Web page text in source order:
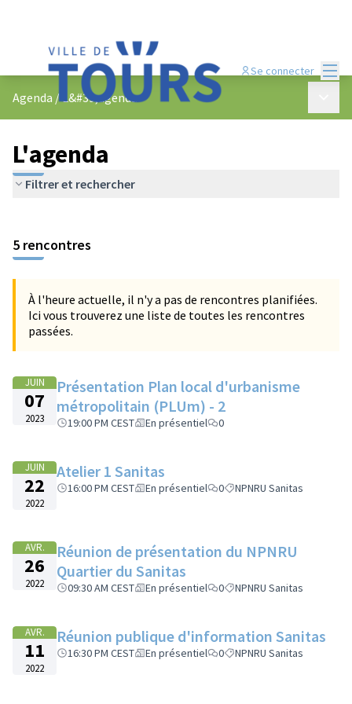
Se connecter
Agenda /L&#39;agenda
L'agenda
Filtrer et rechercher
+
−
5 rencontres
À l'heure actuelle, il n'y a pas de rencontres planifiées.
Ici vous trouverez une liste de toutes les rencontres
passées.
JUIN
07
2023
Présentation Plan local d'urbanisme
métropolitain (PLUm) - 2
19:00 PM CEST En présentiel 0
JUIN
22
2022
Atelier 1 Sanitas
16:00 PM CEST En présentiel 0 NPNRU Sanitas
AVR.
26
2022
Réunion de présentation du NPNRU
Quartier du Sanitas
09:30 AM CEST En présentiel 0 NPNRU Sanitas
AVR.
11
2022
Réunion publique d'information Sanitas
16:30 PM CEST En présentiel 0 NPNRU Sanitas